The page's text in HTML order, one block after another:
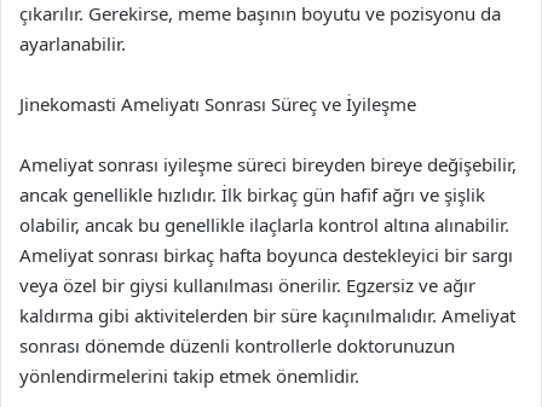
çıkarılır. Gerekirse, meme başının boyutu ve pozisyonu da
ayarlanabilir.
Jinekomasti Ameliyatı Sonrası Süreç ve İyileşme
Ameliyat sonrası iyileşme süreci bireyden bireye değişebilir,
ancak genellikle hızlıdır. İlk birkaç gün hafif ağrı ve şişlik
olabilir, ancak bu genellikle ilaçlarla kontrol altına alınabilir.
Ameliyat sonrası birkaç hafta boyunca destekleyici bir sargı
veya özel bir giysi kullanılması önerilir. Egzersiz ve ağır
kaldırma gibi aktivitelerden bir süre kaçınılmalıdır. Ameliyat
sonrası dönemde düzenli kontrollerle doktorunuzun
yönlendirmelerini takip etmek önemlidir.